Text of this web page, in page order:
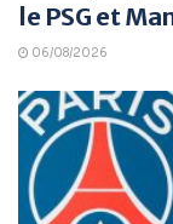
le PSG et
06/08/2026